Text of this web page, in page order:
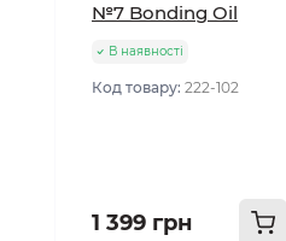
№7 Bonding Oil
В наявності
Код товару: 222-102
1 399 грн